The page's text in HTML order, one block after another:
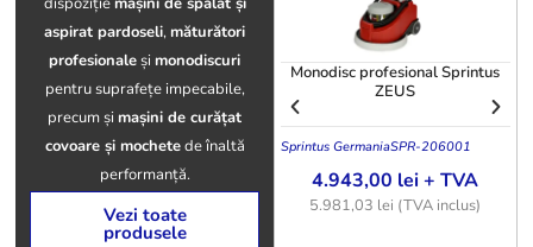
aspirat pardoseli,măturători
profesionaleșimonodiscuri
pentru suprafețe impecabile,
precum șimașini de curățat
covoare și mochetede înaltă
performanță.
Vezi toate
produsele
Monodisc profesional Sprintus
ZEUS
Sprintus GermaniaSPR-206001
4.943,00 lei+ TVA
5.981,03 lei (TVA inclus)